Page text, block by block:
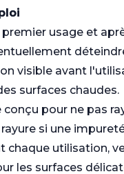
premier usage et
visible avant
surfaces chaudes.
pour ne pas
si une
chaque utilisation,
les surfaces